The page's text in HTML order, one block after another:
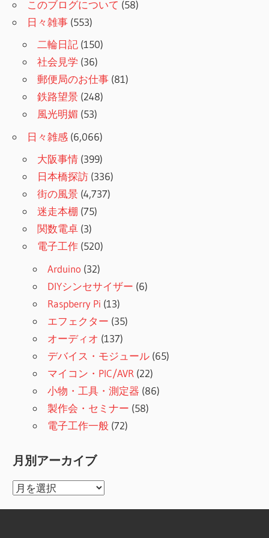
このブログについて (58)
日々雑事 (553)
二輪日記 (150)
社会見学 (36)
郵便局のお仕事 (81)
鉄路望景 (248)
風光明媚 (53)
日々雑感 (6,066)
大阪事情 (399)
日本橋探訪 (336)
街の風景 (4,737)
迷走本棚 (75)
関数電卓 (3)
電子工作 (520)
Arduino (32)
DIYシンセサイザー (6)
Raspberry Pi (13)
エフェクター (35)
オーディオ (137)
デバイス・モジュール (65)
マイコン・PIC/AVR (22)
小物・工具・測定器 (86)
製作会・セミナー (58)
電子工作一般 (72)
月別アーカイブ
月